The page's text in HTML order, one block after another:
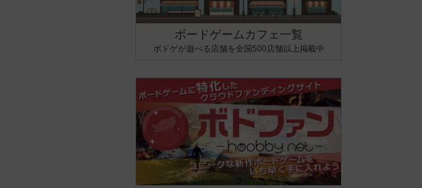
ボードゲームカフェ一覧
ボドゲが遊べる店舗を全国500店舗以上掲載中